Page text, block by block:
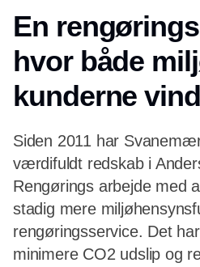
En
hvor både
kunderne
Siden 2011 har
værdifuldt redskab i
Rengørings arbejde med
stadig mere
rengøringsservice. Det
minimere CO2 udslip og